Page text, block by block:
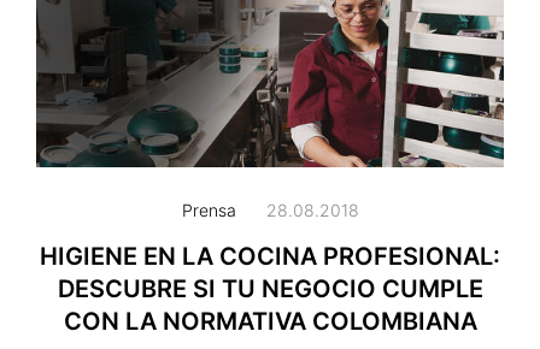
Prensa 28.08.2018
HIGIENE EN LA COCINA PROFESIONAL:
DESCUBRE SI TU NEGOCIO CUMPLE
CON LA NORMATIVA COLOMBIANA